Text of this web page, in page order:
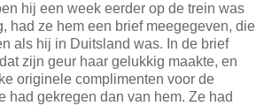
hij een week eerder op de trein was
had ze hem een brief meegegeven, die
als hij in Duitsland was. In de brief
zijn geur haar gelukkig maakte, en
originele complimenten voor de
had gekregen dan van hem. Ze had